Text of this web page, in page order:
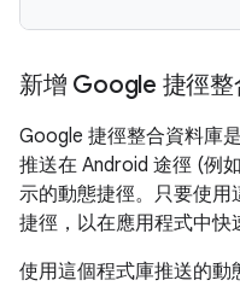
新增 Google 捷徑整
Google 捷徑整合資料庫
推送在 Android 途徑 (例
示的動態捷徑。只要使用
捷徑，以在應用程式中快
使用這個程式庫推送的動